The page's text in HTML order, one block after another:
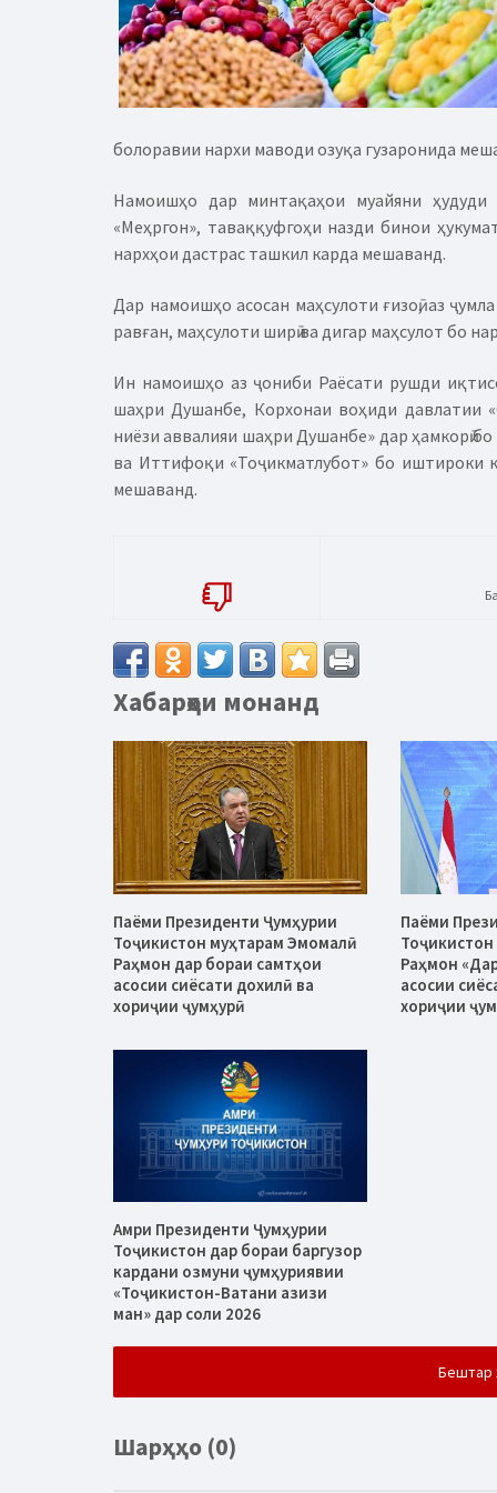
болоравии нархи маводи озуқа гузаронида
Намоишҳо дар минтақаҳои муайяни
«Меҳргон», таваққуфгоҳи назди бинои
нархҳои дастрас ташкил карда мешаванд.
Дар намоишҳо асосан маҳсулоти ғизоӣ, аз
равған, маҳсулоти ширӣ ва дигар маҳсулот бо
Ин намоишҳо аз ҷониби Раёсати рушди
шаҳри Душанбе, Корхонаи воҳиди давлатии
ниёзи аввалияи шаҳри Душанбе» дар ҳамкорӣ
ва Иттифоқи «Тоҷикматлубот» бо иштироки
мешаванд.
Хабарҳои монанд
Паёми Президенти Ҷумҳурии
Тоҷикистон муҳтарам Эмомалӣ
Раҳмон дар бораи самтҳои
асосии сиёсати дохилӣ ва
хориҷии ҷумҳурӣ
Паёми
Раҳмон
асосии
хориҷии
Амри Президенти Ҷумҳурии
Тоҷикистон дар бораи баргузор
кардани озмуни ҷумҳуриявии
«Тоҷикистон-Ватани азизи
ман» дар соли 2026
Бештар
Шарҳҳо (0)